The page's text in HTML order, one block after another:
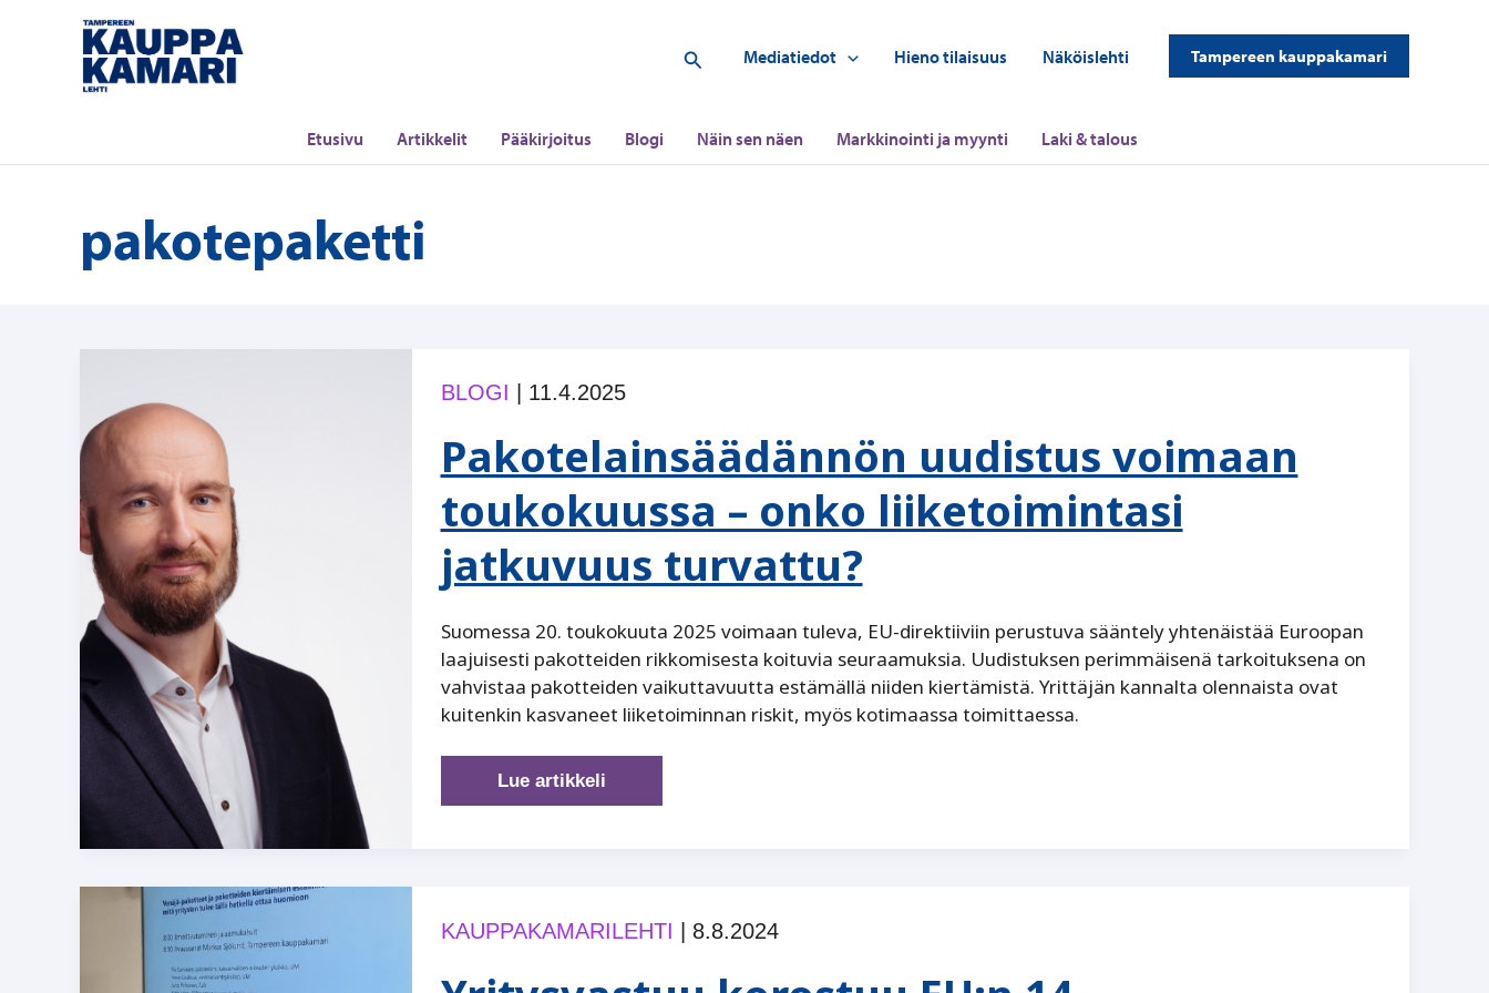
Hae Mediatiedot Hieno tilaisuus Näköislehti Tampereen kauppakamari
Etusivu Artikkelit Pääkirjoitus Blogi Näin sen näen Markkinointi ja myynti Laki & talous
pakotepaketti
BLOGI 11.4.2025
Pakotelainsäädännön uudistus voimaan
toukokuussa – onko liiketoimintasi
jatkuvuus turvattu?
Suomessa 20. toukokuuta 2025 voimaan tuleva, EU-direktiiviin perustuva sääntely yhtenäistää Euroopan
laajuisesti pakotteiden rikkomisesta koituvia seuraamuksia. Uudistuksen perimmäisenä tarkoituksena on
vahvistaa pakotteiden vaikuttavuutta estämällä niiden kiertämistä. Yrittäjän kannalta olennaista ovat
kuitenkin kasvaneet liiketoiminnan riskit, myös kotimaassa toimittaessa.
Pakotelainsäädännön
uudistus
onko
Lue artikkeli
KAUPPAKAMARILEHTI 8.8.2024